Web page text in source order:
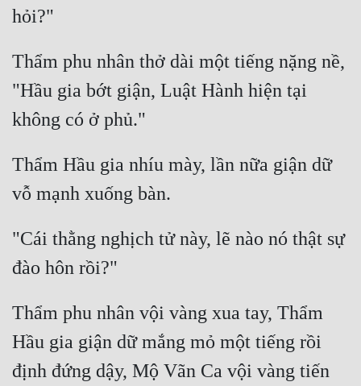
Hệ Thống
Học Đường
Khoa Huyễn
Khoa Huyễn Không Gian
Kiếm Hiệp
Kỳ Ảo
Làm Giàu
Lịch Sử
Mưu Mô
Thẩm phu nhân thở dài một tiếng nặng nề,
"Hầu gia bớt giận, Luật Hành hiện tại
Thẩm Hầu gia nhíu mày, lần nữa giận dữ
"Cái thằng nghịch tử này, lẽ nào nó thật sự
Thẩm phu nhân vội vàng xua tay, Thẩm
Hầu gia giận dữ mắng mỏ một tiếng rồi
định đứng dậy, Mộ Vãn Ca vội vàng tiến